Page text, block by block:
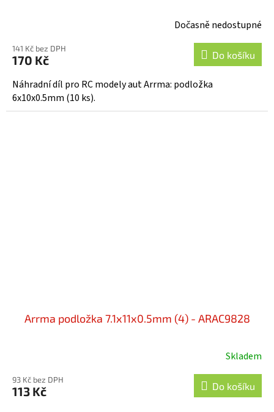
Dočasně nedostupné
141 Kč bez DPH
170 Kč Do košíku
Náhradní díl pro RC modely aut Arrma: podložka
6x10x0.5mm (10 ks).
Arrma podložka 7.1x11x0.5mm (4) - ARAC9828
Skladem
93 Kč bez DPH
113 Kč Do košíku